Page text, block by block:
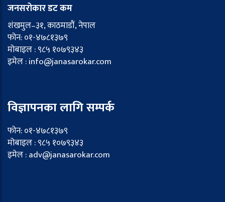
जनसरोकार डट कम
शंखमुल–३१, काठमाडौं, नेपाल
फोन: ०१-४७८१३७९
मोबाइल : ९८५ १०७९३४३
इमेल : info@janasarokar.com
विज्ञापनका लागि सम्पर्क
फोन: ०१-४७८१३७९
मोबाइल : ९८५ १०७९३४३
इमेल : adv@janasarokar.com